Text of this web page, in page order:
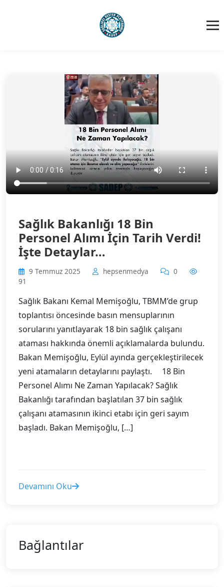
Sağlık Bakanlığı 18 Bin
Personel Alımı İçin Tarih Verdi!
İşte Detaylar…
9 Temmuz 2025 hepsenmedya
0
91
Sağlık Bakanı Kemal Memişoğlu, TBMM’de grup
toplantısı öncesinde basın mensuplarının
sorularını yanıtlayarak 18 bin sağlık çalışanı
ataması hakkında önemli açıklamalarda bulundu.
Bakan Memişoğlu, Eylül ayında gerçekleştirilecek
yeni atamaların detaylarını paylaştı. 18 Bin
Personel Alımı Ne Zaman Yapılacak? Sağlık
Bakanlığı tarafından başlatılan 37 bin sağlık
çalışanı atamasının ikinci etabı için geri sayım
başladı. Bakan Memişoğlu, […]
Devamını Oku
Bağlantılar